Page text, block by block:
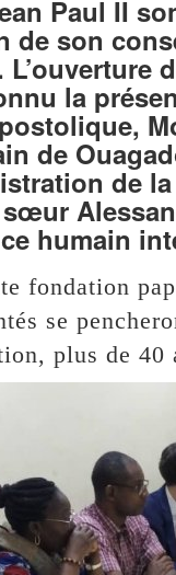
Paul II
de son
la
de
de
humain
fondation
se
plus de 40